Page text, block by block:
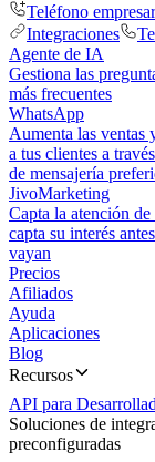
Teléfono
Integraciones
Agente de IA
Gestiona las
más frecuentes
WhatsApp
Aumenta las ventas
a tus clientes a
de mensajería
JivoMarketing
Capta la atención de
capta su interés
vayan
Precios
Afiliados
Ayuda
Aplicaciones
Blog
Recursos
API para
Soluciones de
preconfiguradas